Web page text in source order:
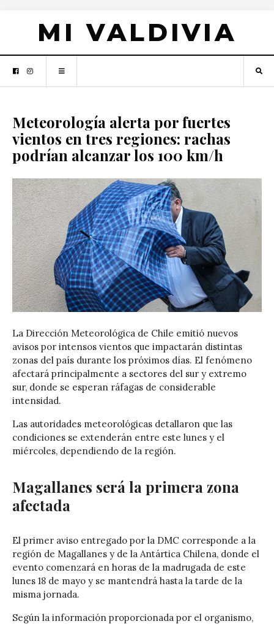
MI VALDIVIA
Meteorología alerta por fuertes
vientos en tres regiones: rachas
podrían alcanzar los 100 km/h
La Dirección Meteorológica de Chile emitió nuevos
avisos por intensos vientos que impactarán distintas
zonas del país durante los próximos días. El fenómeno
afectará principalmente a sectores del sur y extremo
sur, donde se esperan ráfagas de considerable
intensidad.
Las autoridades meteorológicas detallaron que las
condiciones se extenderán entre este lunes y el
miércoles, dependiendo de la región.
Magallanes será la primera zona
afectada
El primer aviso entregado por la DMC corresponde a la
región de Magallanes y de la Antártica Chilena, donde el
evento comenzará en horas de la madrugada de este
lunes 18 de mayo y se mantendrá hasta la tarde de la
misma jornada.
Según la información proporcionada por el organismo,